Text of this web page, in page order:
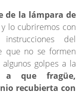
de la lámpara de
lo cubriremos con
del
que no se formen
golpes a la
a que fragüe,
recubierta con